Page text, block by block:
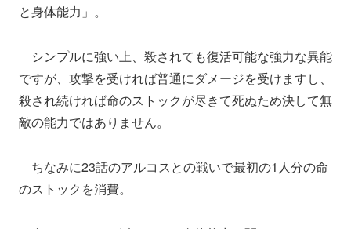
と身体能力」。
シンプルに強い上、殺されても復活可能な強力な異能
ですが、攻撃を受ければ普通にダメージを受けますし、
殺され続ければ命のストックが尽きて死ぬため決して無
敵の能力ではありません。
ちなみに23話のアルコスとの戦いで最初の1人分の命
のストックを消費。